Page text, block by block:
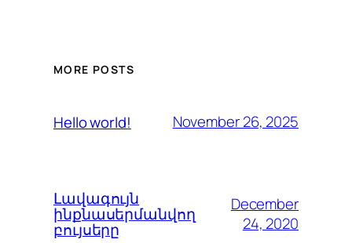
MORE POSTS
Hello world! November 26, 2025
Լավագույն
ինքնասերմանվող
բույսերը
December
24, 2020